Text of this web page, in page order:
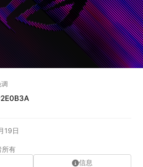
调
19日
所有
信息
费使用
信息